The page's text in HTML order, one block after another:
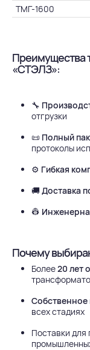
ТМГ-1600
Преимущества
«СТЭЛЗ»:
🔧
отгрузки
📜 Полный
протоколы
⚙️ Гибкая
🚚Доставка
👷
Почему
Более20 лет
Собственное
всех стадиях
Поставки для